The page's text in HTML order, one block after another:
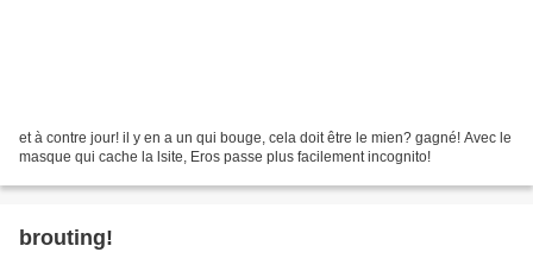
et à contre jour! il y en a un qui bouge, cela doit être le mien? gagné! Avec le
masque qui cache la lsite, Eros passe plus facilement incognito!
brouting!